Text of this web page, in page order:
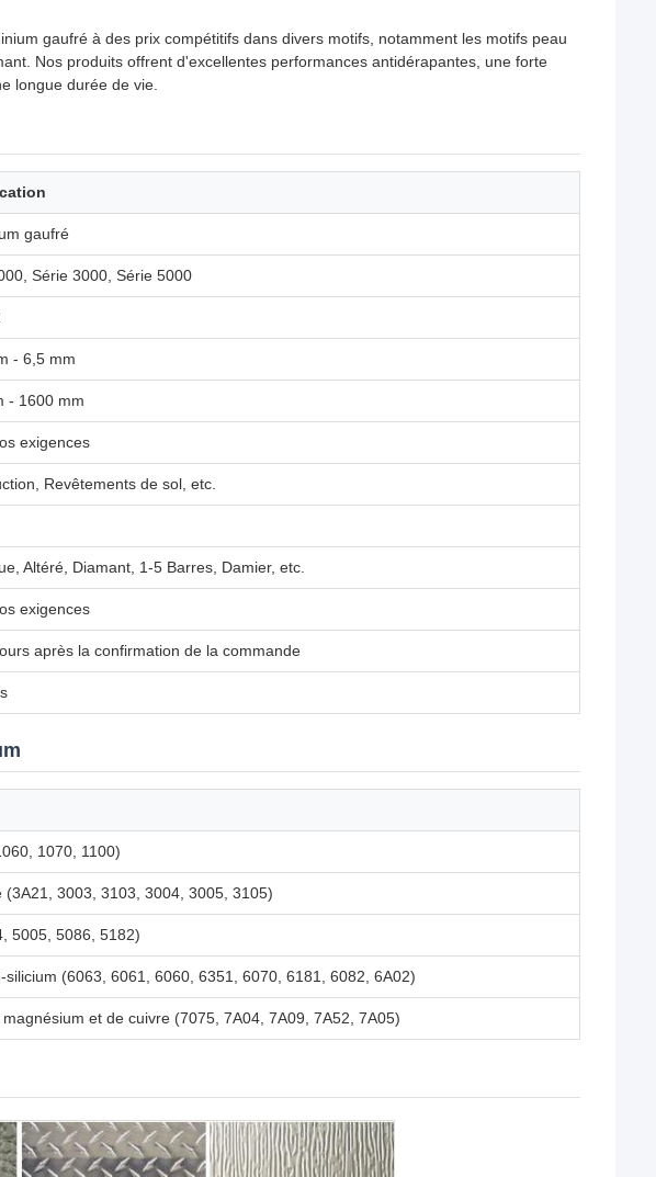
gaufré à des prix compétitifs dans divers motifs, notamment les motifs peau
Nos produits offrent d'excellentes performances antidérapantes, une forte
longue durée de vie.
gaufré
Série 3000, Série 5000
- 6,5 mm
- 1600 mm
exigences
Revêtements de sol, etc.
Altéré, Diamant, 1-5 Barres, Damier, etc.
exigences
après la confirmation de la commande
1070, 1100)
3003, 3103, 3004, 3005, 3105)
5005, 5086, 5182)
(6063, 6061, 6060, 6351, 6070, 6181, 6082, 6A02)
et de cuivre (7075, 7A04, 7A09, 7A52, 7A05)